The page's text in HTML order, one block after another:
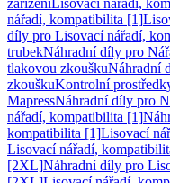
zařízeníLisovací nářadí,
nářadí, kompatibilita [1]
díly pro Lisovací nářadí,
trubekNáhradní díly pro
tlakovou zkouškuNáhradní
zkouškuKontrolní
MapressNáhradní díly pro
nářadí, kompatibilita [1]
kompatibilita [1]Lisovací
Lisovací nářadí,
[2XL]Náhradní díly pro